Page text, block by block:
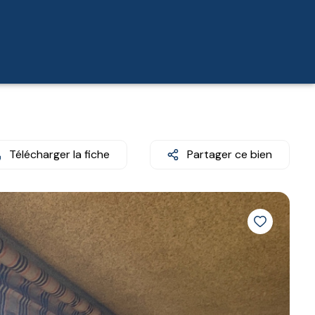
Télécharger la fiche Partager ce bien